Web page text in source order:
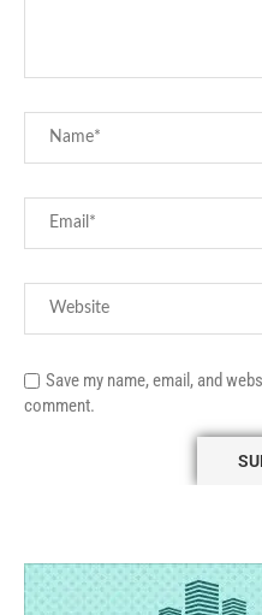
Save my name, email, and
comment.